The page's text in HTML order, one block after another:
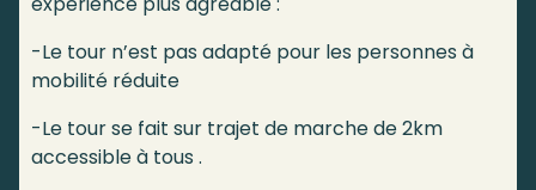
-Le tour n’est pas adapté pour les personnes à
mobilité réduite
-Le tour se fait sur trajet de marche de 2km
accessible à tous .